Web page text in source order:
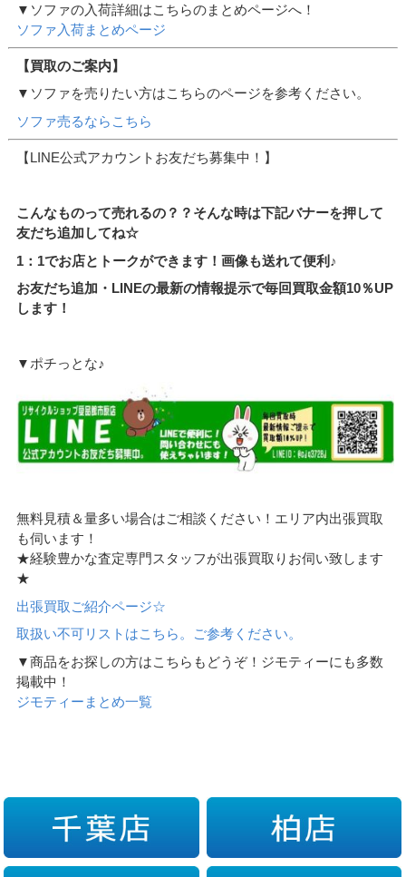
▼ソファの入荷詳細はこちらのまとめページへ！
ソファ入荷まとめページ
【買取のご案内】
▼ソファを売りたい方はこちらのページを参考ください。
ソファ売るならこちら
【LINE公式アカウントお友だち募集中！】
こんなものって売れるの？？そんな時は下記バナーを押して
友だち追加してね☆
1：1でお店とトークができます！画像も送れて便利♪
お友だち追加・LINEの最新の情報提示で毎回買取金額10％UP
します！
▼ポチっとな♪
無料見積＆量多い場合はご相談ください！エリア内出張買取
も伺います！
★経験豊かな査定専門スタッフが出張買取りお伺い致します
★
出張買取ご紹介ページ☆
取扱い不可リストはこちら。ご参考ください。
▼商品をお探しの方はこちらもどうぞ！ジモティーにも多数
掲載中！
ジモティーまとめ一覧